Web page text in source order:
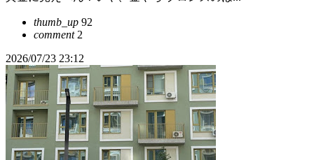
thumb_up 92
comment2
2026/07/23 23:12